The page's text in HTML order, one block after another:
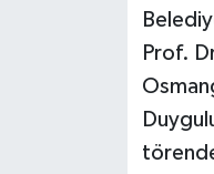
Prof.
Yaşam-Çevre